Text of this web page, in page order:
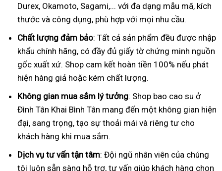
Durex, Okamoto, Sagami,... với đa dạng mẫu mã, kích
thước và công dụng, phù hợp với mọi nhu cầu.
Chất lượng đảm bảo: Tất cả sản phẩm đều được nhập
khẩu chính hãng, có đầy đủ giấy tờ chứng minh nguồn
gốc xuất xứ. Shop cam kết hoàn tiền 100% nếu phát
hiện hàng giả hoặc kém chất lượng.
Không gian mua sắm lý tưởng: Shop bao cao su ở
Đình Tân Khai Bình Tân mang đến một không gian hiện
đại, sang trọng, tạo sự thoải mái và riêng tư cho
khách hàng khi mua sắm.
Dịch vụ tư vấn tận tâm: Đội ngũ nhân viên của chúng
tôi luôn sẵn sàng hỗ trợ, tư vấn giúp khách hàng chọn